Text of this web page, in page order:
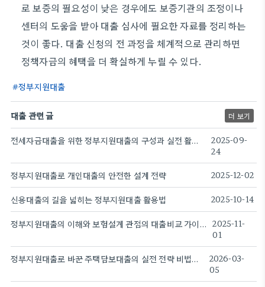
로 보증의 필요성이 낮은 경우에도 보증기관의 조정이나
센터의 도움을 받아 대출 심사에 필요한 자료를 정리하는
것이 좋다. 대출 신청의 전 과정을 체계적으로 관리하면
정책자금의 혜택을 더 확실하게 누릴 수 있다.
정부지원대출
대출 관련 글 더 보기
전세자금대출을 위한 정부지원대출의 구성과 실전 활용 전략
2025-09-
24
정부지원대출로 개인대출의 안전한 설계 전략 2025-12-02
신용대출의 길을 넓히는 정부지원대출 활용법 2025-10-14
정부지원대출의 이해와 보험설계 관점의 대출비교 가이드 2025-11-
01
정부지원대출로 바꾼 주택담보대출의 실전 전략 비법이다
2026-03-
05